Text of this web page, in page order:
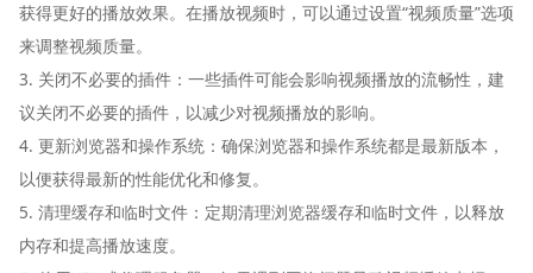
获得更好的播放效果。在播放视频时，可以通过设置“视频质量”选项
来调整视频质量。
3. 关闭不必要的插件：一些插件可能会影响视频播放的流畅性，建
议关闭不必要的插件，以减少对视频播放的影响。
4. 更新浏览器和操作系统：确保浏览器和操作系统都是最新版本，
以便获得最新的性能优化和修复。
5. 清理缓存和临时文件：定期清理浏览器缓存和临时文件，以释放
内存和提高播放速度。